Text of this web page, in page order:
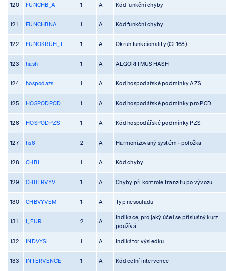
120 FUNCHB_A 1 A Kód funkční chyby
121 FUNCHBNA 1 A Kód funkční chyby
122 FUNOKRUH_T 1 A Okruh funkcionality (CL168)
123 hash 1 A ALGORITMUS HASH
124 hospodazs 1 A Kod hospodařské podmínky AZS
125 HOSPODPCD 1 A Kod hospodářské podmínky pro PCD
126 HOSPODPZS 1 A Kód hospodářské podmínky PZS
127 hs6 2 A Harmonizovaný systém - položka
128 CHB1 1 A Kód chyby
129 CHBTRVYV 1 A Chyby při kontrole tranzitu po vývozu
130 CHBVYVEM 1 A Typ nesouladu
131 I_EUR 2 A
Indikace, pro jaký účel se příslušný kurz
používá
132 INDVYSL 1 A Indikátor výsledku
133 INTERVENCE 1 A Kód celní intervence